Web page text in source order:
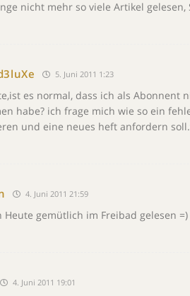
nicht mehr so viele Artikel gelesen,
5. Juni 2011 1:23
es normal, dass ich als Abonnent
habe? ich frage mich wie so ein
und eine neues heft anfordern
4. Juni 2011 21:59
Heute gemütlich im Freibad gelesen =)
4. Juni 2011 19:01